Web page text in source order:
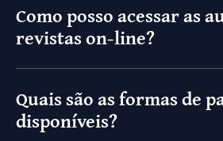
Como posso acessar as
revistas on-line?
Quais são as formas de
disponíveis?